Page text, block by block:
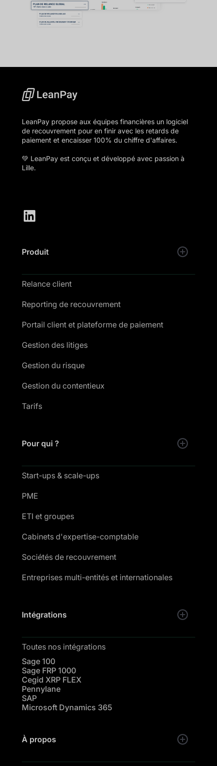
LeanPay propose aux équipes financières un logiciel
de recouvrement pour en finir avec les retards de
paiement et encaisser 100% du chiffre d'affaires.
💚 LeanPay est conçu et développé avec passion à
Lille.
Produit
Relance client
Reporting de recouvrement
Portail client et plateforme de paiement
Gestion des litiges
Gestion du risque
Gestion du contentieux
Tarifs
Pour qui ?
Start-ups & scale-ups
PME
ETI et groupes
Cabinets d'expertise-comptable
Sociétés de recouvrement
Entreprises multi-entités et internationales
Intégrations
Toutes nos intégrations
Sage 100
Sage FRP 1000
Cegid XRP FLEX
Pennylane
SAP
Microsoft Dynamics 365
À propos